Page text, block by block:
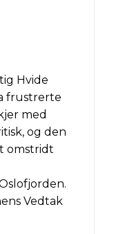
Hvide
frustrerte
med
og den
omstridt
Vedtak